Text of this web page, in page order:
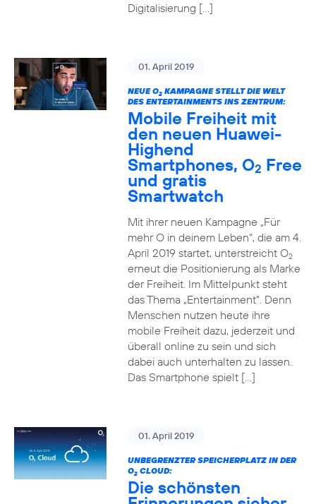
Digitalisierung […]
01. April 2019
NEUE O2KAMPAGNE STELLT DIE WELT
DES ENTERTAINMENTS INS ZENTRUM:
Mobile Freiheit mit
den neuen Huawei-
Highend
Smartphones, O2 Free
und gratis
Smartwatch
Mit ihrer neuen Kampagne „Für
mehr O in deinem Leben“, die am 4.
April 2019 startet, unterstreicht O2
erneut die Positionierung als Marke
der Freiheit. Im Mittelpunkt steht
das Thema „Entertainment“. Denn
Menschen nutzen heute ihre
mobile Freiheit dazu, jederzeit und
überall online zu sein und sich
dabei auch unterhalten zu lassen.
Das Smartphone spielt […]
01. April 2019
UNBEGRENZTER SPEICHERPLATZ IN DER
O2CLOUD:
Die schönsten